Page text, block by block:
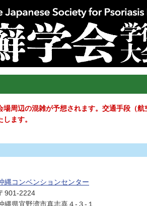
周辺の混雑が予想されます。交通手段（
ます。
縄コンベンションセンター
901-2224
縄県宜野湾市真志喜４-３-１